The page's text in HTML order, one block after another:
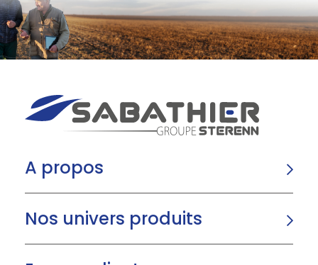
A propos
Nos univers produits